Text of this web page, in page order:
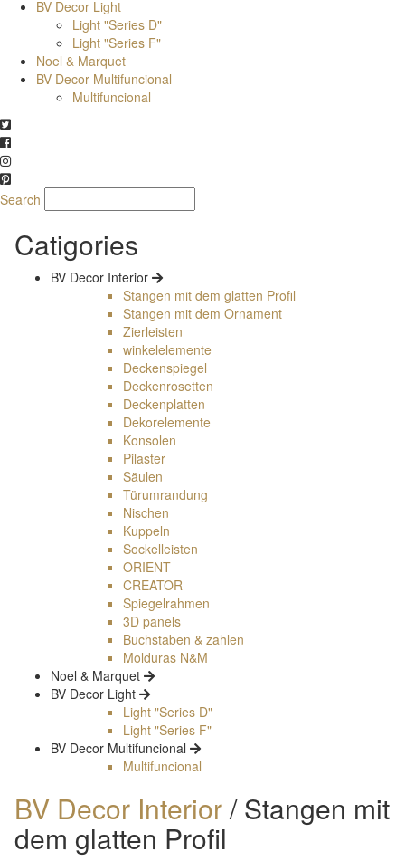
BV Decor Light
Light "Series D"
Light "Series F"
Noel & Marquet
BV Decor Multifuncional
Multifuncional
Search
Catigories
BV Decor Interior
Stangen mit dem glatten Profil
Stangen mit dem Ornament
Zierleisten
winkelelemente
Deckenspiegel
Deckenrosetten
Deckenplatten
Dekorelemente
Konsolen
Pilaster
Säulen
Türumrandung
Nischen
Kuppeln
Sockelleisten
ORIENT
CREATOR
Spiegelrahmen
3D panels
Buchstaben & zahlen
Molduras N&M
Noel & Marquet
BV Decor Light
Light "Series D"
Light "Series F"
BV Decor Multifuncional
Multifuncional
BV Decor Interior/ Stangen mit
dem glatten Profil